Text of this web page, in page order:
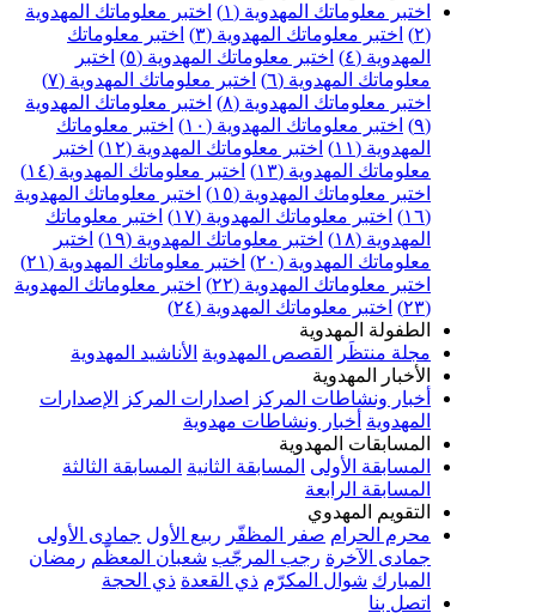
معلوماتك المهدوية (١)
اختبر معلوماتك المهدوية
اختبر معلوماتك المهدوية (٣)
اختبر معلوماتك
اختبر معلوماتك المهدوية (٥)
اختبر
المهدوية (٦)
اختبر معلوماتك المهدوية (٧)
معلوماتك المهدوية (٨)
اختبر معلوماتك المهدوية
اختبر معلوماتك المهدوية (١٠)
اختبر معلوماتك
اختبر معلوماتك المهدوية (١٢)
اختبر
المهدوية (١٣)
اختبر معلوماتك المهدوية (١٤)
معلوماتك المهدوية (١٥)
اختبر معلوماتك المهدوية
اختبر معلوماتك المهدوية (١٧)
اختبر معلوماتك
اختبر معلوماتك المهدوية (١٩)
اختبر
المهدوية (٢٠)
اختبر معلوماتك المهدوية (٢١)
معلوماتك المهدوية (٢٢)
اختبر معلوماتك المهدوية
اختبر معلوماتك المهدوية (٢٤)
المهدوية
منتظَر
القصص المهدوية الأناشيد المهدوية
المهدوية
ونشاطات المركز اصدارات المركز الإصدارات
أخبار ونشاطات مهدوية
المهدوية
الأولى المسابقة الثانية المسابقة الثالثة
الرابعة
المهدوي
الحرام
صفر المظفّر ربيع الأول جمادى الأولى
رجب المرجّب شعبان المعظّم رمضان
شوال المكرّم ذي القعدة ذي الحجة